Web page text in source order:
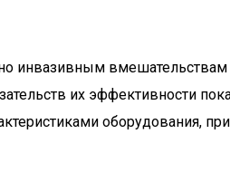
инвазивным
их эффективности
оборудования,